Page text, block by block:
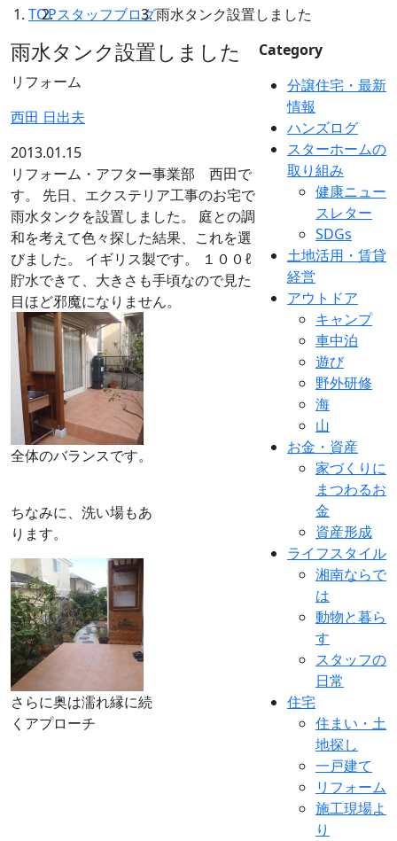
TOPスタッフブログ雨水タンク設置しました
雨水タンク設置しました
リフォーム
西田 日出夫
2013.01.15
リフォーム・アフター事業部 西田で
す。 先日、エクステリア工事のお宅で
雨水タンクを設置しました。 庭との調
和を考えて色々探した結果、これを選
びました。 イギリス製です。 １００ℓ
貯水できて、大きさも手頃なので見た
目ほど邪魔になりません。
全体のバランスです。
ちなみに、洗い場もあ
ります。
さらに奥は濡れ縁に続
くアプローチ
Category
分譲住宅・最新
情報
ハンズログ
スターホームの
取り組み
健康ニュー
スレター
SDGs
土地活用・賃貸
経営
アウトドア
キャンプ
車中泊
遊び
野外研修
海
山
お金・資産
家づくりに
まつわるお
金
資産形成
ライフスタイル
湘南ならで
は
動物と暮ら
す
スタッフの
日常
住宅
住まい・土
地探し
一戸建て
リフォーム
施工現場よ
り